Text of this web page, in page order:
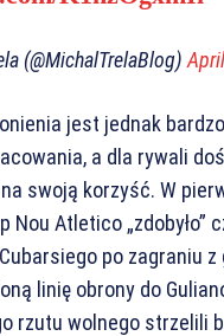
(@MichalTrelaBlog)
jest jednak
a dla rywali
swoją korzyść. W
Nou Atletico „zdobyło”
po zagraniu z
linię obrony do
rzutu wolnego strzelili